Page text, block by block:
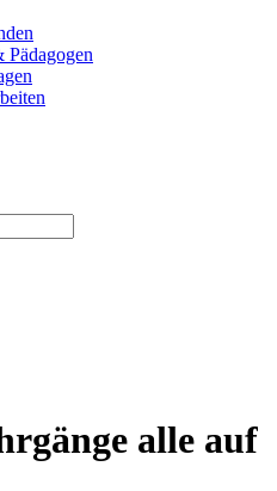
Pädagogen
alle auf